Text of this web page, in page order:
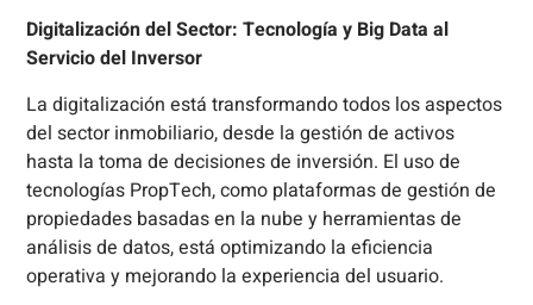
Digitalización del Sector: Tecnología y Big Data al
Servicio del Inversor
La digitalización está transformando todos los aspectos
del sector inmobiliario, desde la gestión de activos
hasta la toma de decisiones de inversión. El uso de
tecnologías PropTech, como plataformas de gestión de
propiedades basadas en la nube y herramientas de
análisis de datos, está optimizando la eficiencia
operativa y mejorando la experiencia del usuario.